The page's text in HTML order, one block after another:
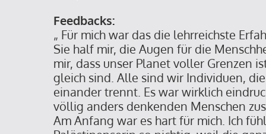
Feedbacks:
„ Für mich war das die lehrreichste
Sie half mir, die Augen für die
mir, dass unser Planet voller Grenzen
gleich sind. Alle sind wir Individuen,
einander trennt. Es war wirklich
völlig anders denkenden Menschen
Am Anfang war es hart für mich. Ich